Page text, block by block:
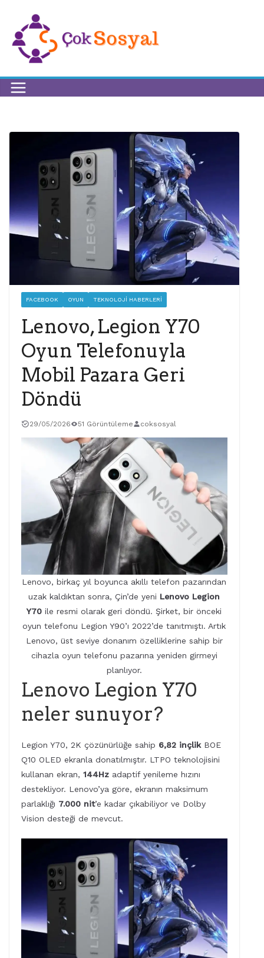
FACEBOOK OYUN TEKNOLOJI HABERLERI
Lenovo, Legion Y70
Oyun Telefonuyla
Mobil Pazara Geri
Döndü
29/05/2026 51 Görüntüleme coksosyal
Lenovo, birkaç yıl boyunca akıllı telefon pazarından
uzak kaldıktan sonra, Çin’de yeni Lenovo Legion
Y70 ile resmi olarak geri döndü. Şirket, bir önceki
oyun telefonu Legion Y90’ı 2022’de tanıtmıştı. Artık
Lenovo, üst seviye donanım özelliklerine sahip bir
cihazla oyun telefonu pazarına yeniden girmeyi
planlıyor.
Lenovo Legion Y70
neler sunuyor?
Legion Y70, 2K çözünürlüğe sahip 6,82 inçlikBOE
Q10 OLED ekranla donatılmıştır. LTPO teknolojisini
kullanan ekran, 144Hz adaptif yenileme hızını
destekliyor. Lenovo’ya göre, ekranın maksimum
parlaklığı 7.000 nit’e kadar çıkabiliyor ve Dolby
Vision desteği de mevcut.